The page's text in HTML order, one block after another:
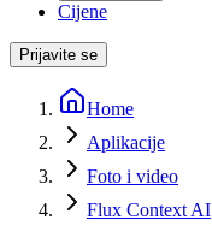
Cijene
Prijavite se
Home
Aplikacije
Foto i video
Flux Context AI